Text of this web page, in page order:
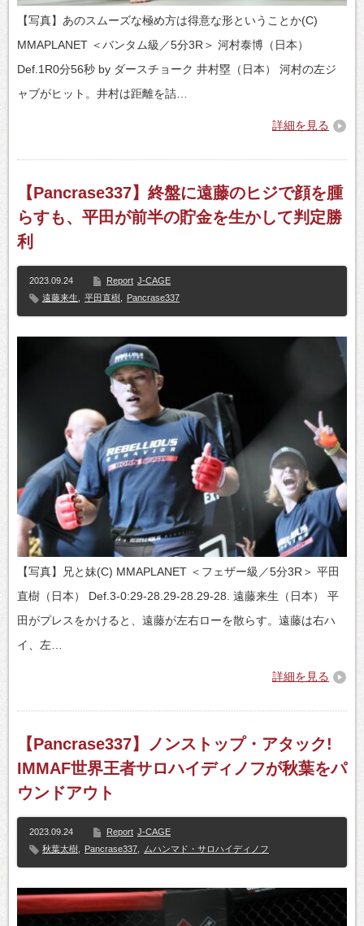
【写真】あのスムーズな極め方は得意な形ということか(C)
MMAPLANET ＜バンタム級／5分3R＞ 河村泰博（日本）
Def.1R0分56秒 by ダースチョーク 井村塁（日本） 河村の左ジ
ャブがヒット。井村は距離を詰…
詳細を見る
【Pancrase337】終盤に遠藤のヒジで顔を腫
らすも、平田が前半の貯金を生かして判定勝
利
2023.09.24 Report J-CAGE
遠藤来生
平田直樹 Pancrase337
【写真】兄と妹(C) MMAPLANET ＜フェザー級／5分3R＞ 平田
直樹（日本） Def.3-0:29-28.29-28.29-28. 遠藤来生（日本） 平
田がプレスをかけると、遠藤が左右ローを散らす。遠藤は右ハ
イ、左…
詳細を見る
【Pancrase337】ノンストップ・アタック!
IMMAF世界王者サロハイディノフが秋葉をパ
ウンドアウト
2023.09.24 Report J-CAGE
秋葉太樹
Pancrase337 ムハンマド・サロハイディノフ